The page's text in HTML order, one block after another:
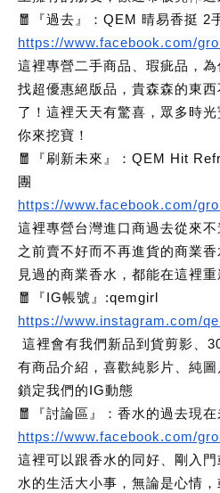
🧧『過去』：QEM 晴易香挺 2
https://www.facebook.com/
這裡專營二手商品、瑕疵品，
找超優惠絕版品，貴森森的東
了！這裡天天有驚喜，眾多時
你來挖寶！
🧧『刷新未來』：QEM Hit
團
https://www.facebook.com/
這裡專營台灣進口商過去從來
之前賣不好而不再進貨的商業
見過的商業香水，都能在這裡
🧧『IG帳號』:qemgirl
https://www.instagram.com/
這裡會有我們新品到貨剪影、
有商品介紹，喜歡純影片、純
鎖定我們的IG動態
🧧『討論區』：香水的過去現
https://www.facebook.com/
這裡可以跟香水的同好、剛入
水的生活大小事，無論是心情